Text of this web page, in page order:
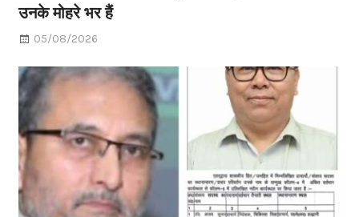
उनके मोहरे भर हैं
05/08/2026